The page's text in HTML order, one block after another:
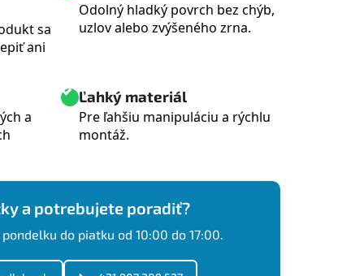
sa
ani
Odolný hladký povrch bez chýb,
uzlov alebo zvýšeného zrna.
a
Ľahký materiál
Pre ľahšiu manipuláciu a rýchlu
montáž.
a potrebujete poradiť?
do piatku od 10:00 do 17:00.